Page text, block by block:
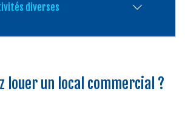
diverses
louer un local commercial ?